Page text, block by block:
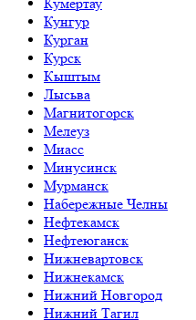
Кунгур
Курган
Курск
Кыштым
Лысьва
Магнитогорск
Мелеуз
Миасс
Минусинск
Мурманск
Набережные Челны
Нефтекамск
Нефтеюганск
Нижневартовск
Нижнекамск
Нижний Новгород
Нижний Тагил